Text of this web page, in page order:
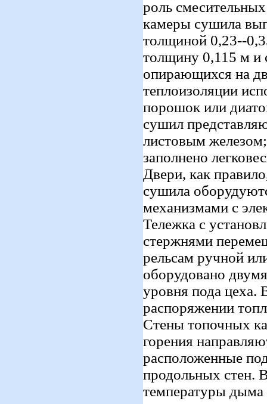
роль
камеры сушила
толщиной 0,23--
толщину 0,115 м и
опирающихся на
теплоизоляции
порошок или
сушил
листовым
заполнено
Двери, как
сушила
механизмами с
Тележка с
стержнями
рельсам ручной
оборудовано
уровня пода
распоряжении
Стены топочных
горения
расположенные
продольных стен.
температуры дыма